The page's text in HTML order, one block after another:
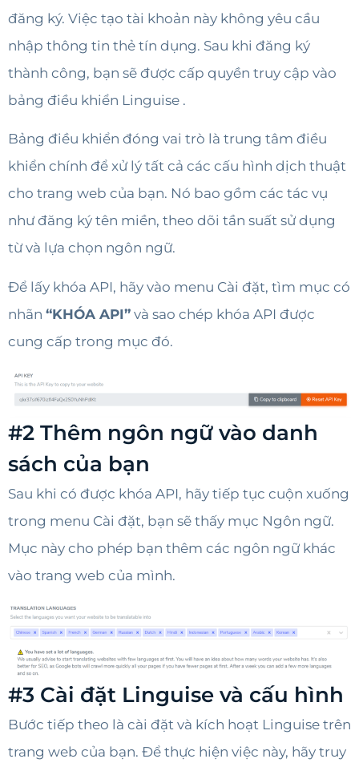
đăng ký. Việc tạo tài khoản này không yêu cầu
nhập thông tin thẻ tín dụng. Sau khi đăng ký
thành công, bạn sẽ được cấp quyền truy cập vào
bảng điều khiển Linguise .
Bảng điều khiển đóng vai trò là trung tâm điều
khiển chính để xử lý tất cả các cấu hình dịch thuật
cho trang web của bạn. Nó bao gồm các tác vụ
như đăng ký tên miền, theo dõi tần suất sử dụng
từ và lựa chọn ngôn ngữ.
Để lấy khóa API, hãy vào menu Cài đặt, tìm mục có
nhãn “KHÓA API” và sao chép khóa API được
cung cấp trong mục đó.
#2 Thêm ngôn ngữ vào danh
sách của bạn
Sau khi có được khóa API, hãy tiếp tục cuộn xuống
trong menu Cài đặt, bạn sẽ thấy mục Ngôn ngữ.
Mục này cho phép bạn thêm các ngôn ngữ khác
vào trang web của mình.
#3 Cài đặt Linguise và cấu hình
Bước tiếp theo là cài đặt và kích hoạt Linguise trên
trang web của bạn. Để thực hiện việc này, hãy truy